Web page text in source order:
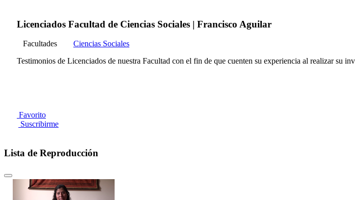
Licenciados Facultad de Ciencias Sociales | Francisco Aguilar
Facultades
Ciencias Sociales
Testimonios de Licenciados de nuestra Facultad con el fin de que cuenten su experiencia al realizar su
Favorito
Suscribirme
Lista de Reproducción